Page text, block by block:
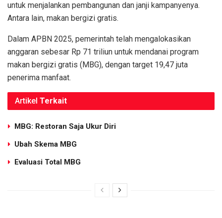
untuk menjalankan pembangunan dan janji kampanyenya.
Antara lain, makan bergizi gratis.
Dalam APBN 2025, pemerintah telah mengalokasikan
anggaran sebesar Rp 71 triliun untuk mendanai program
makan bergizi gratis (MBG), dengan target 19,47 juta
penerima manfaat.
Artikel Terkait
MBG: Restoran Saja Ukur Diri
Ubah Skema MBG
Evaluasi Total MBG